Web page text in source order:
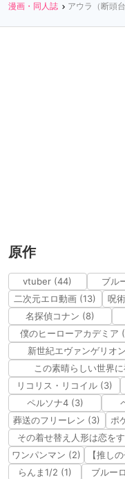
漫画・同人誌 アウラ（断頭
原作
vtuber (44) ブル
二次元エロ動画 (13)
呪
名探偵コナン (8)
僕のヒーローアカデミア
新世紀エヴァンゲリオ
この素晴らしい世界
リコリス・リコイル (3)
ペルソナ4 (3)
葬送のフリーレン (3)
ポ
その着せ替え人形は恋を
ワンパンマン (2)
【推し
らんま1/2 (1)
ブルー